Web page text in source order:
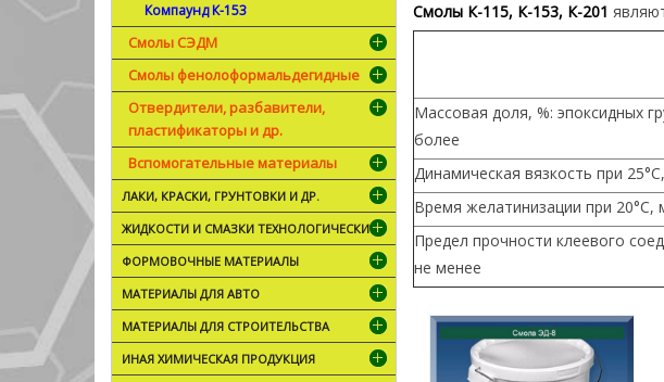
Компаунд К-153
Смолы СЭДМ
Смолы фенолоформальдегидные
Отвердители, разбавители,
пластификаторы и др.
Вспомогательные материалы
ЛАКИ, КРАСКИ, ГРУНТОВКИ И ДР.
ЖИДКОСТИ И СМАЗКИ ТЕХНОЛОГИЧЕСКИЕ
ФОРМОВОЧНЫЕ МАТЕРИАЛЫ
МАТЕРИАЛЫ ДЛЯ АВТО
МАТЕРИАЛЫ ДЛЯ СТРОИТЕЛЬСТВА
ИНАЯ ХИМИЧЕСКАЯ ПРОДУКЦИЯ
Смолы К-115, К-153, К-201
Массовая доля, %: эпоксидных
более
Динамическая вязкость при
Время желатинизации при 20°С,
Предел прочности клеевого
не менее